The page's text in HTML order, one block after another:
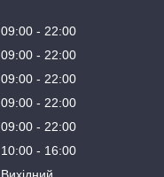
09:00
22:00
09:00
22:00
09:00
22:00
09:00
22:00
09:00
22:00
10:00
16:00